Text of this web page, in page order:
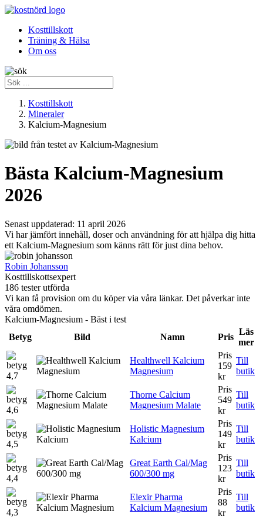
Kosttillskott
Träning & Hälsa
Om oss
Kosttillskott
Mineraler
Kalcium-Magnesium
Bästa Kalcium-Magnesium
2026
Senast uppdaterad: 11 april 2026
Vi har jämfört innehåll, doser och användning för att hjälpa dig hitta
ett Kalcium-Magnesium som känns rätt för just dina behov.
Robin Johansson
Kosttillskottsexpert
186 tester utförda
Vi kan få provision om du köper via våra länkar. Det påverkar inte
våra omdömen.
Kalcium-Magnesium - Bäst i test
Betyg
Bild Namn Pris
Läs
mer
4,7
Healthwell Kalcium
Magnesium
Pris
159
kr
Till
butik
4,6
Thorne Calcium
Magnesium Malate
Pris
549
kr
Till
butik
4,5
Holistic Magnesium
Kalcium
Pris
149
kr
Till
butik
4,4
Great Earth Cal/Mag
600/300 mg
Pris
123
kr
Till
butik
4,3
Elexir Pharma
Kalcium Magnesium
Pris
88
kr
Till
butik